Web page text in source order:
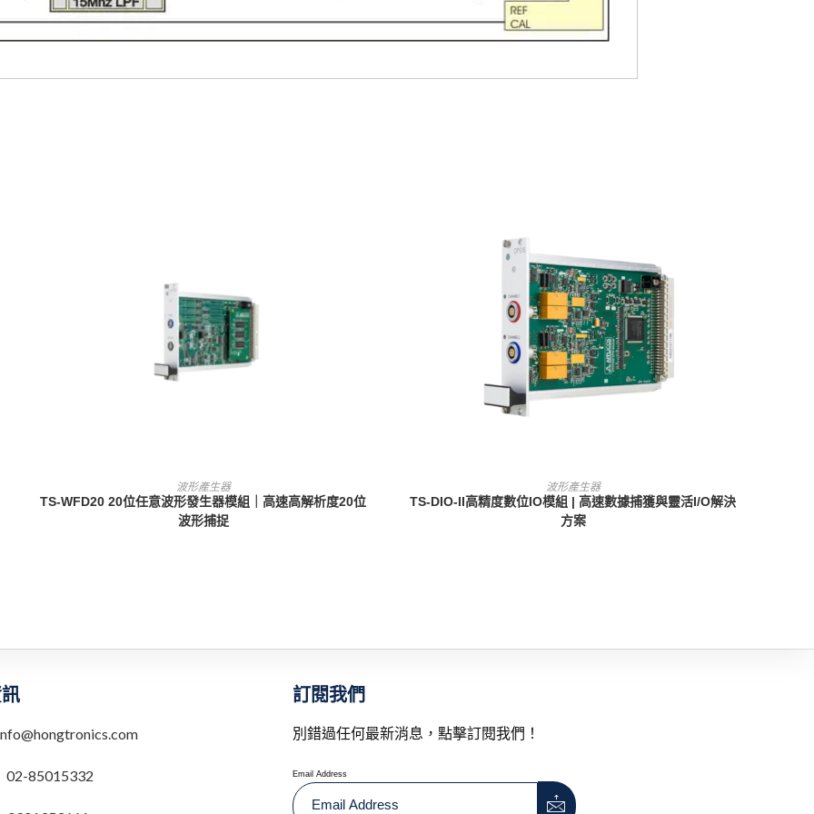
查看內容
波形產生器
TS-WFD20 20位任意波形發生器模組｜高速高解析度20位
波形捕捉
查看內容
波形產生器
TS-DIO-II高精度數位IO模組 | 高速數據捕獲與靈活I/O解決
方案
02-85015332
訂閱我們
別錯過任何最新消息，點擊訂閱我們！
Email Address